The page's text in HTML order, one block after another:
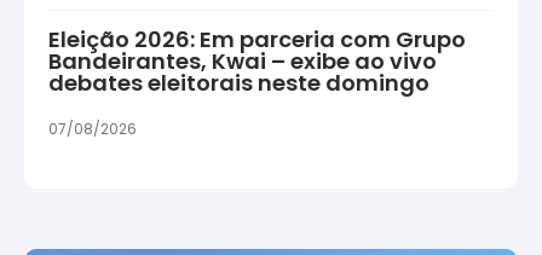
Eleição 2026: Em parceria com Grupo
Bandeirantes, Kwai – exibe ao vivo
debates eleitorais neste domingo
07/08/2026